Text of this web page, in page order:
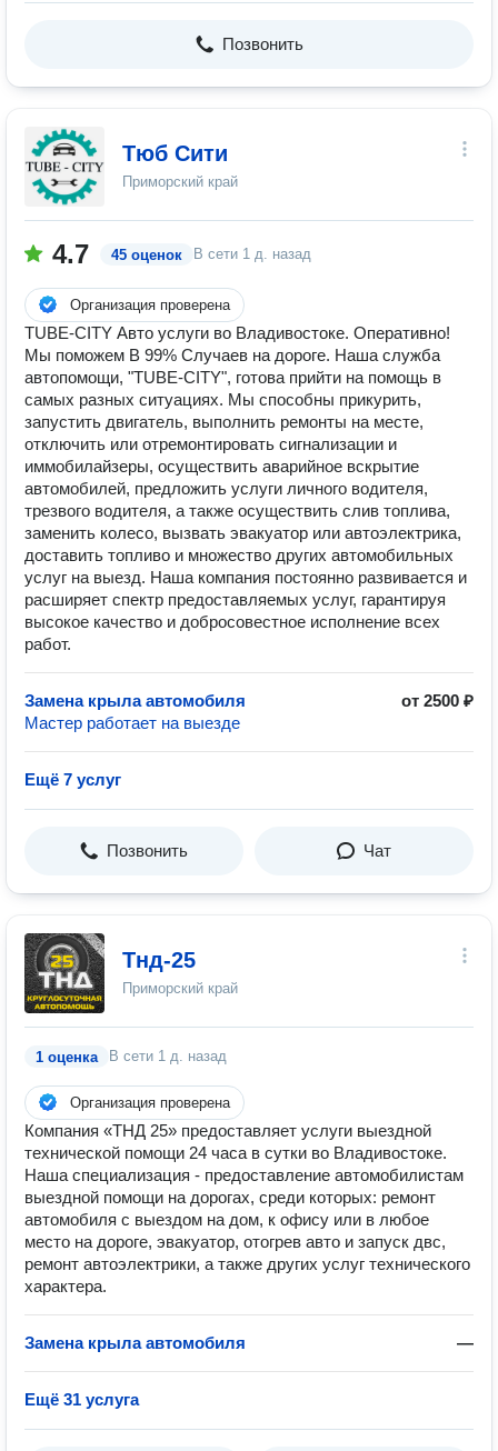
Позвонить
Тюб Сити
Приморский край
4.7 45 оценок В сети 1 д. назад
Организация проверена
TUBE-CITY Авто услуги во Владивостоке. Оперативно!
Мы поможем В 99% Случаев на дороге. Наша служба
автопомощи, "TUBE-CITY", готова прийти на помощь в
самых разных ситуациях. Мы способны прикурить,
запустить двигатель, выполнить ремонты на месте,
отключить или отремонтировать сигнализации и
иммобилайзеры, осуществить аварийное вскрытие
автомобилей, предложить услуги личного водителя,
трезвого водителя, а также осуществить слив топлива,
заменить колесо, вызвать эвакуатор или автоэлектрика,
доставить топливо и множество других автомобильных
услуг на выезд. Наша компания постоянно развивается и
расширяет спектр предоставляемых услуг, гарантируя
высокое качество и добросовестное исполнение всех
работ.
Замена крыла автомобиля
от 2500 ₽
Мастер работает на выезде
Ещё 7 услуг
Позвонить Чат
Тнд-25
Приморский край
1 оценка В сети 1 д. назад
Организация проверена
Компания «ТНД 25» предоставляет услуги выездной
технической помощи 24 часа в сутки во Владивостоке.
Наша специализация - предоставление автомобилистам
выездной помощи на дорогах, среди которых: ремонт
автомобиля с выездом на дом, к офису или в любое
место на дороге, эвакуатор, отогрев авто и запуск двс,
ремонт автоэлектрики, а также других услуг технического
характера.
Замена крыла автомобиля —
Ещё 31 услуга